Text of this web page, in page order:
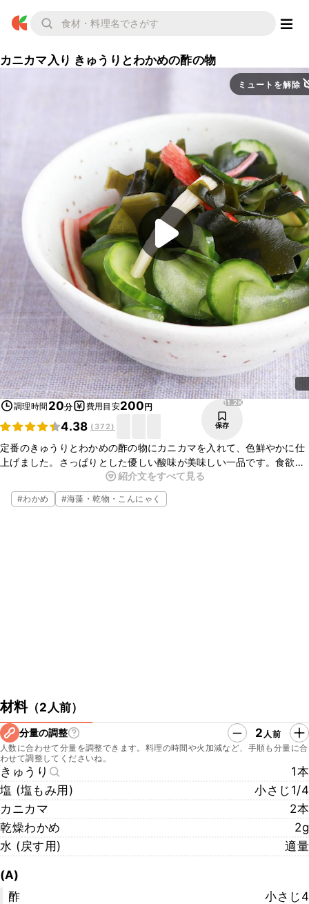
カニカマ入り きゅうりとわかめの酢の物
ミュートを解除
調理時間 20分 費用目安200円
4.38 ( 372)
11.2K
保存
定番のきゅうりとわかめの酢の物にカニカマを入れて、色鮮やかに仕
上げました。さっぱりとした優しい酸味が美味しい一品です。食欲の
ない時や、疲れている時にもぴったりです。とっても簡単なので、ぜ
ひいつものおかずにプラスしてみてくださいね。
紹介文をすべて見る
#わかめ #海藻・乾物・こんにゃく
材料（2人前）
分量の調整 2 人前
人数に合わせて分量を調整できます。料理の時間や火加減など、手順も分量に合
わせて調整してくださいね。
きゅうり
1本
塩 (塩もみ用)
小さじ1/4
カニカマ
2本
乾燥わかめ
2g
水 (戻す用)
適量
(A)
酢
小さじ4